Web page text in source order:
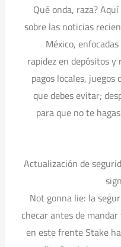
¿Qué onda, raza?
sobre las noticias
México,
rapidez en depósitos
pagos locales,
que debes evitar;
para que no te
Actualización de
Not gonna lie: la
checar antes de
en este frente Stake